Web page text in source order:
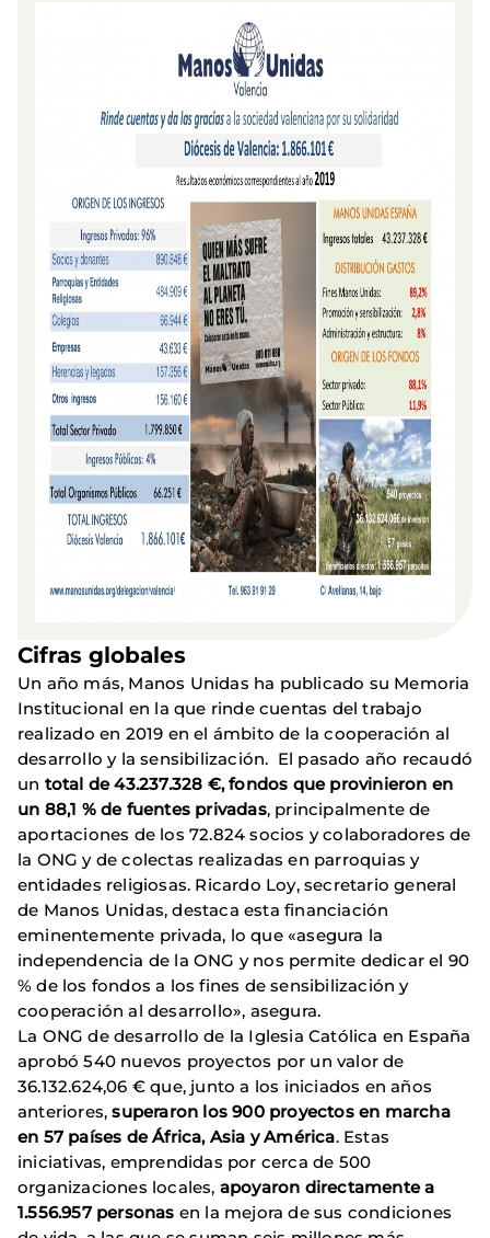
Cifras globales
Un año más, Manos Unidas ha publicado su Memoria
Institucional en la que rinde cuentas del trabajo
realizado en 2019 en el ámbito de la cooperación al
desarrollo y la sensibilización. El pasado año recaudó
un total de 43.237.328 €, fondos que provinieron en
un 88,1 % de fuentes privadas, principalmente de
aportaciones de los 72.824 socios y colaboradores de
la ONG y de colectas realizadas en parroquias y
entidades religiosas. Ricardo Loy, secretario general
de Manos Unidas, destaca esta financiación
eminentemente privada, lo que «asegura la
independencia de la ONG y nos permite dedicar el 90
% de los fondos a los fines de sensibilización y
cooperación al desarrollo», asegura.
La ONG de desarrollo de la Iglesia Católica en España
aprobó 540 nuevos proyectos por un valor de
36.132.624,06 € que, junto a los iniciados en años
anteriores,superaron los 900 proyectos en marcha
en 57 países de África, Asia y América. Estas
iniciativas, emprendidas por cerca de 500
organizaciones locales, apoyaron directamente a
1.556.957 personas en la mejora de sus condiciones